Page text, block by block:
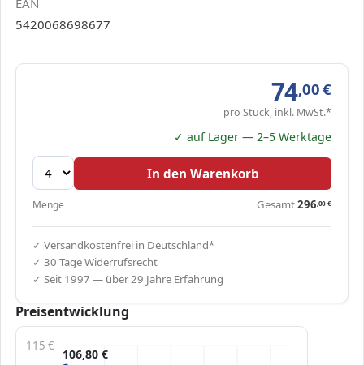
5420068698677
74,00€
pro Stück, inkl. MwSt.*
✓ auf Lager — 2–5 Werktage
In den Warenkorb
Menge Gesamt296,00€
✓ Versandkostenfrei in Deutschland*
✓ 30 Tage Widerrufsrecht
✓ Seit 1997 — über 29 Jahre Erfahrung
Preisentwicklung
115 €
106,80 €